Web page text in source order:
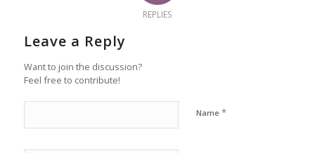
REPLIES
Leave a Reply
Want to join the discussion?
Feel free to contribute!
Name *